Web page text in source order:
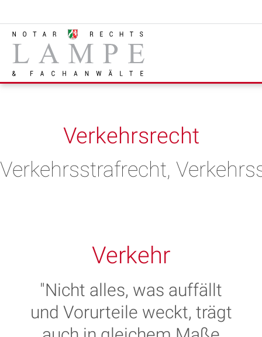
Verkehrsrecht
Verkehrsstrafrecht,
Verkehr
"Nicht alles, was auffällt
und Vorurteile weckt, trägt